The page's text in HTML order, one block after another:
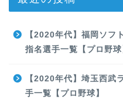
【2020年代】福岡ソフ
指名選手一覧【プロ野球
【2020年代】埼玉西武
手一覧【プロ野球】